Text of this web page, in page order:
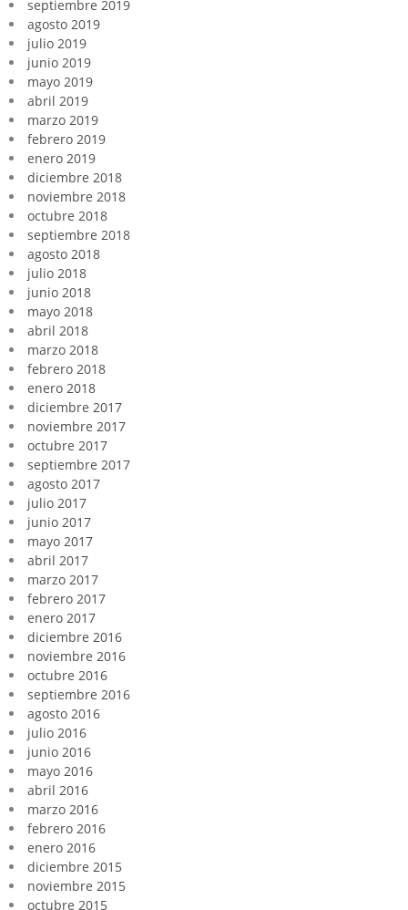
septiembre 2019
agosto 2019
julio 2019
junio 2019
mayo 2019
abril 2019
marzo 2019
febrero 2019
enero 2019
diciembre 2018
noviembre 2018
octubre 2018
septiembre 2018
agosto 2018
julio 2018
junio 2018
mayo 2018
abril 2018
marzo 2018
febrero 2018
enero 2018
diciembre 2017
noviembre 2017
octubre 2017
septiembre 2017
agosto 2017
julio 2017
junio 2017
mayo 2017
abril 2017
marzo 2017
febrero 2017
enero 2017
diciembre 2016
noviembre 2016
octubre 2016
septiembre 2016
agosto 2016
julio 2016
junio 2016
mayo 2016
abril 2016
marzo 2016
febrero 2016
enero 2016
diciembre 2015
noviembre 2015
octubre 2015